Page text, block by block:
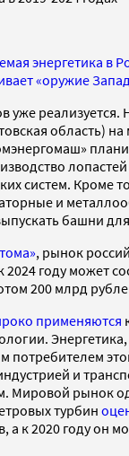
энергетика в
«оружие
уже реализуется.
область)
систем. Кроме
и
башни
, рынок
2024 году может
200 млрд
применяются
потребителем
и
Мировой рынок
турбин
а к 2020 году он